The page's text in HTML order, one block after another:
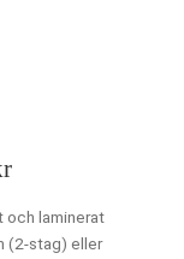
och laminerat
(2-stag) eller